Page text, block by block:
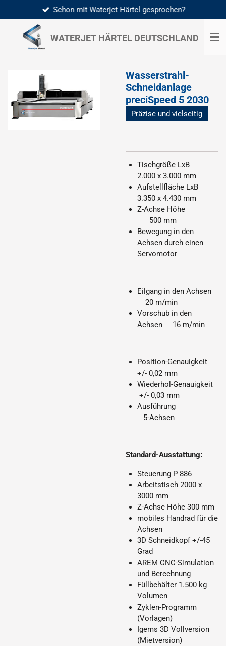
Hauptinhalt
springen
WATERJET HÄRTEL DEUTSCHLAND
Schon mit Waterjet Härtel gesprochen?
Wasserstrahl-
Schneidanlage
preciSpeed 5 2030
Präzise und vielseitig
Tischgröße LxB
2.000 x 3.000 mm
Aufstellfläche LxB
3.350 x 4.430 mm
Z-Achse Höhe
500 mm
Bewegung in den
Achsen durch einen
Servomotor
Eilgang in den Achsen
20 m/min
Vorschub in den
Achsen 16 m/min
Position-Genauigkeit
+/- 0,02 mm
Wiederhol-Genauigkeit
+/- 0,03 mm
Ausführung
5-Achsen
Standard-Ausstattung:
Steuerung P 886
Arbeitstisch 2000 x
3000 mm
Z-Achse Höhe 300 mm
mobiles Handrad für die
Achsen
3D Schneidkopf +/-45
Grad
AREM CNC-Simulation
und Berechnung
Füllbehälter 1.500 kg
Volumen
Zyklen-Programm
(Vorlagen)
Igems 3D Vollversion
(Mietversion)